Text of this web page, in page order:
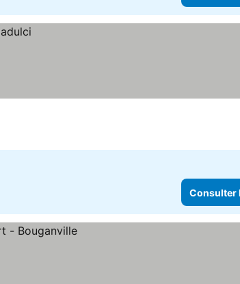
Consulter